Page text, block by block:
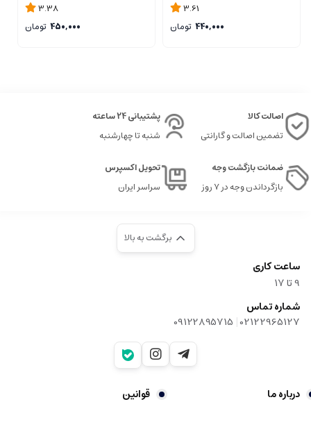
3.61
440,000 تومان
3.38
450,000 تومان
اصالت کالا
تضمین اصالت و گارانتی
پشتیبانی 24 ساعته
شنبه تا چهارشنبه
ضمانت بازگشت وجه
بازگرداندن وجه در ۷ روز
تحویل اکسپرس
سراسر ایران
برگشت به بالا
ساعت کاری
9‌ تا ۱۷
شماره تماس
02122965127
|
09122895715
درباره ما قوانین